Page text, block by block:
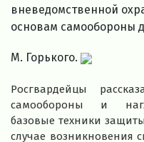
вневедомственной
основам самообороны
М. Горького.
Росгвардейцы
самообороны и
базовые техники
случае возникновения